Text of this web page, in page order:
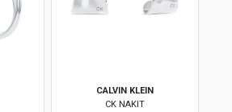
CALVIN KLEIN
CK NAKIT